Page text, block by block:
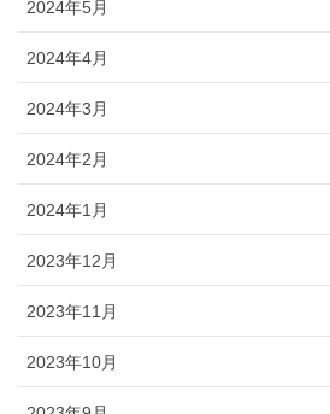
2024年5月
2024年4月
2024年3月
2024年2月
2024年1月
2023年12月
2023年11月
2023年10月